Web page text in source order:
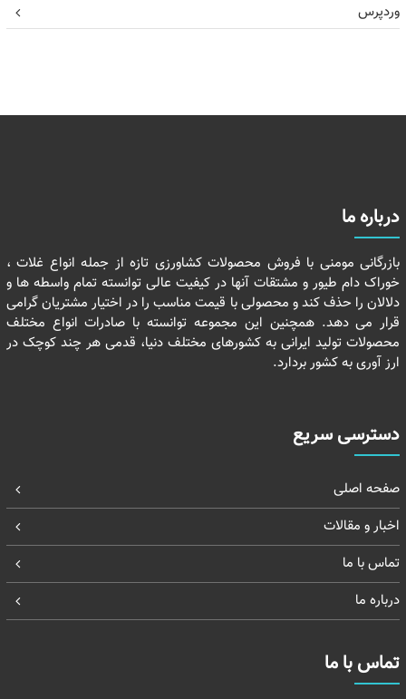
وردپرس
درباره ما
بازرگانی مومنی با فروش محصولات کشاورزی تازه از جمله انواع غلات ،
خوراک دام طیور و مشتقات آنها در کیفیت عالی توانسته تمام واسطه ها و
دلالان را حذف کند و محصولی با قیمت مناسب را در اختیار مشتریان گرامی
قرار می دهد. همچنین این مجموعه توانسته با صادرات انواع مختلف
محصولات تولید ایرانی به کشورهای مختلف دنیا، قدمی هر چند کوچک در
ارز آوری به کشور بردارد.
دسترسی سریع
صفحه اصلی
اخبار و مقالات
تماس با ما
درباره ما
تماس با ما